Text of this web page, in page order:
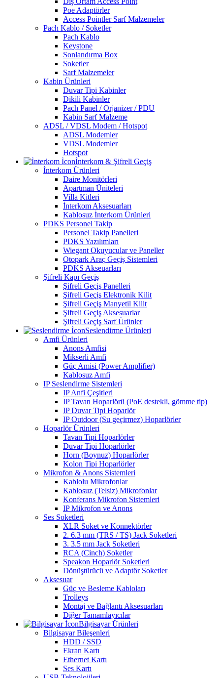
Poe Adaptörler
Access Pointler Sarf Malzemeler
Pach Kablo / Soketler
Pach Kablo
Keystone
Sonlandırma Box
Soketler
Sarf Malzemeler
Kabin Ürünleri
Duvar Tipi Kabinler
Dikili Kabinler
Pach Panel / Orjanizer / PDU
Kabin Sarf Malzeme
ADSL / VDSL Modem / Hotspot
ADSL Modemler
VDSL Modemler
Hotspot
İnterkom & Şifreli Geçiş
İnterkom Ürünleri
Daire Monitörleri
Apartman Üniteleri
Villa Kitleri
İnterkom Aksesuarları
Kablosuz İnterkom Ürünleri
PDKS Personel Takip
Personel Takip Panelleri
PDKS Yazılımları
Wiegant Okuyucular ve Paneller
Otopark Araç Geçiş Sistemleri
PDKS Akseuarları
Şifreli Kapı Geçiş
Şifreli Geçiş Panelleri
Şifreli Geçiş Elektronik Kilit
Şifreli Geçiş Manyetil Kilit
Şifreli Geçiş Aksesuarlar
Şifreli Geçiş Sarf Ürünler
Seslendirme Ürünleri
Amfi Ürünleri
Anons Amfisi
Mikserli Amfi
Güç Amisi (Power Amplifier)
Kablosuz Amfi
IP Seslendirme Sistemleri
IP Anfi Çeşitleri
IP Tavan Hoparlörü (PoE destekli, gömme tip)
IP Duvar Tipi Hoparlör
IP Outdoor (Su geçirmez) Hoparlörler
Hoparlör Ürünleri
Tavan Tipi Hoparlörler
Duvar Tipi Hoparlörler
Horn (Boynuz) Hoparlörler
Kolon Tipi Hoparlörler
Mikrofon & Anons Sistemleri
Kablolu Mikrofonlar
Kablosuz (Telsiz) Mikrofonlar
Konferans Mikrofon Sistemleri
IP Mikrofon ve Anons
Ses Soketleri
XLR Soket ve Konnektörler
2. 6.3 mm (TRS / TS) Jack Soketleri
3. 3.5 mm Jack Soketleri
RCA (Cinch) Soketler
Speakon Hoparlör Soketleri
Dönüştürücü ve Adaptör Soketler
Aksesuar
Güç ve Besleme Kabloları
Trolleys
Montaj ve Bağlantı Aksesuarları
Diğer Tamamlayıcılar
Bilgisayar Ürünleri
Bilgisayar Bileşenleri
HDD / SSD
Ekran Kartı
Ethernet Kartı
Ses Kartı